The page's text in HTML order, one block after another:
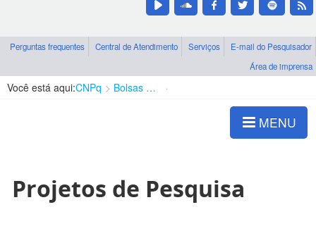
Perguntas frequentes Central de Atendimento Serviços
E-mail do Pesquisador
Área de imprensa
Você está aqui:CNPq Bolsas e Auxílios Vigentes
MENU
Projetos de Pesquisa